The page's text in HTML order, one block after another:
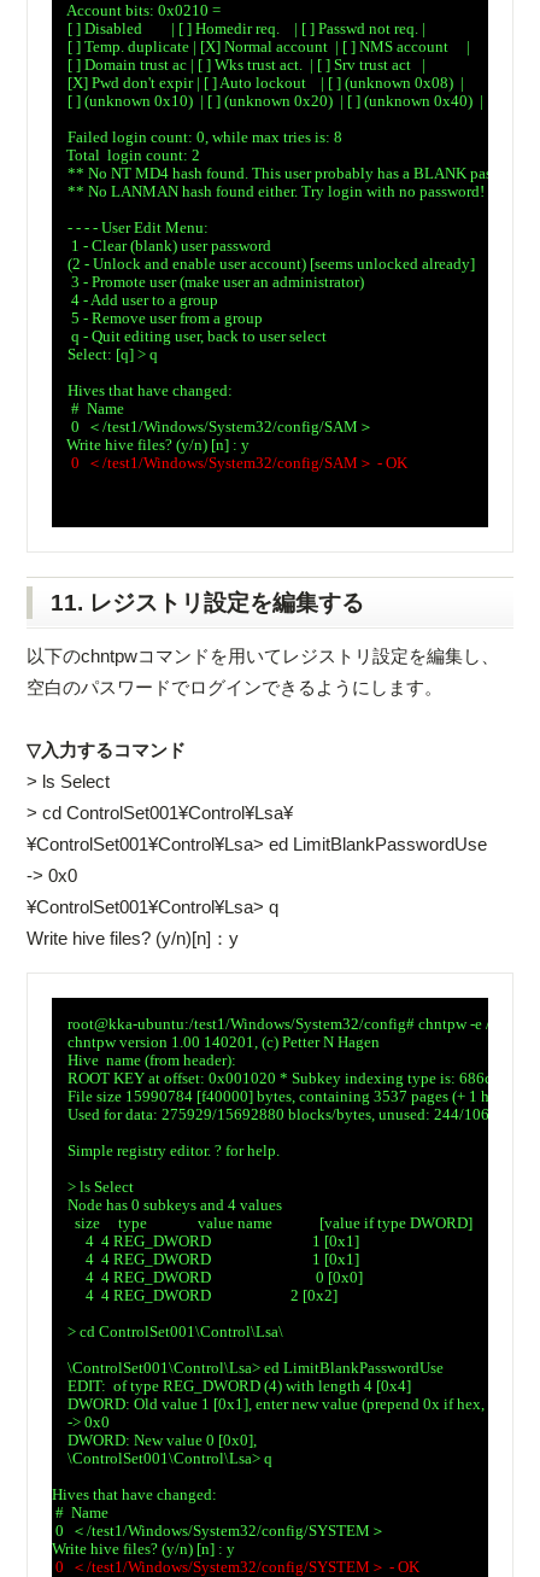
Account bits: 0x0210 =
[ ] Disabled        | [ ] Homedir req.    | [ ] Passwd not req. |
[ ] Temp. duplicate | [X] Normal account  | [ ] NMS account     |
[ ] Domain trust ac | [ ] Wks trust act.  | [ ] Srv trust act   |
[X] Pwd don't expir | [ ] Auto lockout    | [ ] (unknown 0x08)  |
[ ] (unknown 0x10)  | [ ] (unknown 0x20)  | [ ] (unknown 0x40)  |
Failed login count: 0, while max tries is: 8
Total  login count: 2
** No NT MD4 hash found. This user probably has a BLANK password!
** No LANMAN hash found either. Try login with no password!
- - - - User Edit Menu:
1 - Clear (blank) user password
(2 - Unlock and enable user account) [seems unlocked already]
3 - Promote user (make user an administrator)
4 - Add user to a group
5 - Remove user from a group
q - Quit editing user, back to user select
Select: [q] > q
Hives that have changed:
#  Name
0  ＜/test1/Windows/System32/config/SAM＞
0  ＜/test1/Windows/System32/config/SAM＞ - OK
11. レジストリ設定を編集する
以下のchntpwコマンドを用いてレジストリ設定を編集し、
空白のパスワードでログインできるようにします。
▽入力するコマンド
> ls Select
> cd ControlSet001¥Control¥Lsa¥
¥ControlSet001¥Control¥Lsa> ed LimitBlankPasswordUse
-> 0x0
¥ControlSet001¥Control¥Lsa> q
Write hive files? (y/n)[n]：y
root@kka-ubuntu:/test1/Windows/System32/config# chntpw -e /test1/
chntpw version 1.00 140201, (c) Petter N Hagen
Hive  name (from header):
ROOT KEY at offset: 0x001020 * Subkey indexing type is: 686c
File size 15990784 [f40000] bytes, containing 3537 pages (+ 1
Used for data: 275929/15692880 blocks/bytes, unused: 244/106896
Simple registry editor. ? for help.
> ls Select
Node has 0 subkeys and 4 values
size     type              value name             [value if type DWORD]
4  4 REG_DWORD
                  1 [0x1]
4  4 REG_DWORD
                  1 [0x1]
4  4 REG_DWORD
                   0 [0x0]
4  4 REG_DWORD
            2 [0x2]
> cd ControlSet001\Control\Lsa\
\ControlSet001\Control\Lsa> ed LimitBlankPasswordUse
EDIT: of type REG_DWORD (4) with length 4 [0x4]
DWORD: Old value 1 [0x1], enter new value (prepend 0x if hex, empty
-> 0x0
DWORD: New value 0 [0x0],
\ControlSet001\Control\Lsa> q
Hives that have changed:
#  Name
0  ＜/test1/Windows/System32/config/SYSTEM＞
0  ＜/test1/Windows/System32/config/SYSTEM＞ - OK